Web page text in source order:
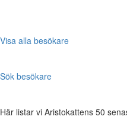
Visa alla besökare
Sök besökare
Här listar vi Aristokattens 50